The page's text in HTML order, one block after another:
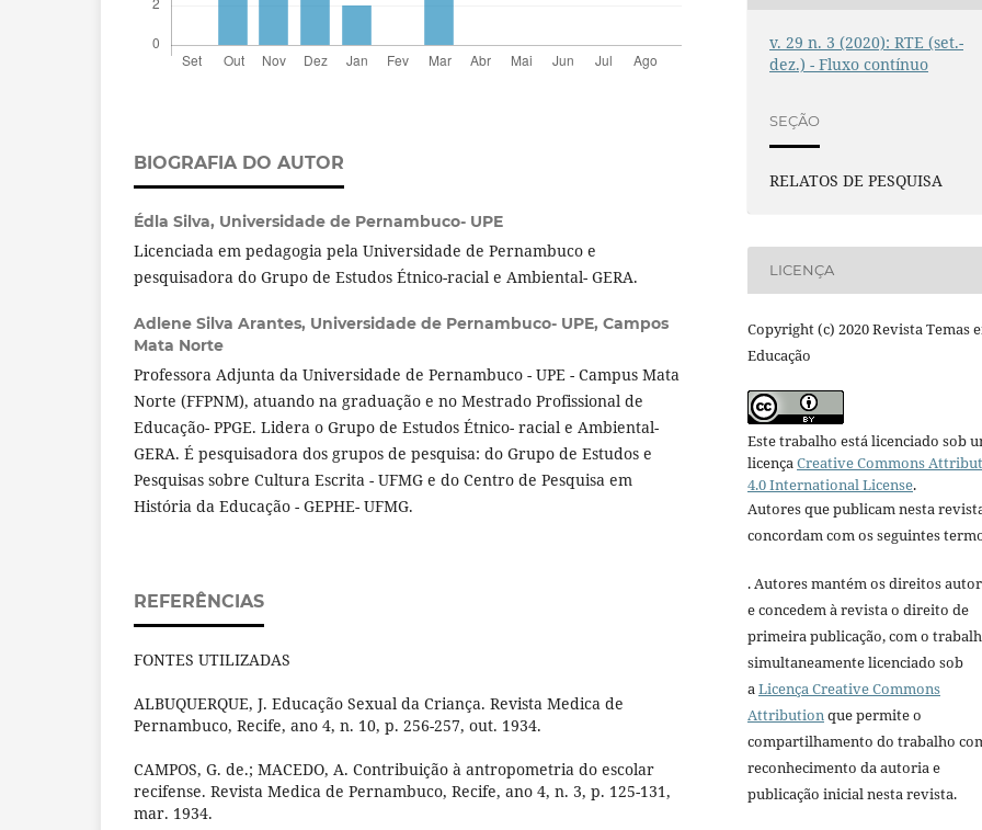
BIOGRAFIA DO AUTOR
Édla Silva, Universidade de Pernambuco- UPE
Licenciada em pedagogia pela Universidade de Pernambuco e
pesquisadora do Grupo de Estudos Étnico-racial e Ambiental- GERA.
Adlene Silva Arantes, Universidade de Pernambuco- UPE, Campos
Mata Norte
Professora Adjunta da Universidade de Pernambuco - UPE - Campus Mata
Norte (FFPNM), atuando na graduação e no Mestrado Profissional de
Educação- PPGE. Lidera o Grupo de Estudos Étnico- racial e Ambiental-
GERA. É pesquisadora dos grupos de pesquisa: do Grupo de Estudos e
Pesquisas sobre Cultura Escrita - UFMG e do Centro de Pesquisa em
História da Educação - GEPHE- UFMG.
REFERÊNCIAS
FONTES UTILIZADAS
ALBUQUERQUE, J. Educação Sexual da Criança. Revista Medica de
Pernambuco, Recife, ano 4, n. 10, p. 256-257, out. 1934.
CAMPOS, G. de.; MACEDO, A. Contribuição à antropometria do escolar
recifense. Revista Medica de Pernambuco, Recife, ano 4, n. 3, p. 125-131,
mar. 1934.
v. 29 n. 3 (2020): RTE (set.-
dez.) - Fluxo contínuo
SEÇÃO
RELATOS DE PESQUISA
LICENÇA
Copyright (c) 2020 Revista Temas
Educação
Este trabalho está licenciado sob
licençaCreative Commons
4.0 International License.
Autores que publicam nesta
concordam com os seguintes
. Autores mantém os direitos
e concedem à revista o direito de
primeira publicação, com o
simultaneamente licenciado sob
aLicença Creative Commons
Attributionque permite o
compartilhamento do trabalho
reconhecimento da autoria e
publicação inicial nesta revista.